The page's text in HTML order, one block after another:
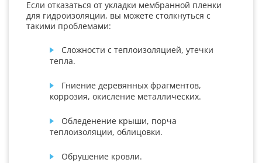
Если отказаться от укладки мембранной пленки
для гидроизоляции, вы можете столкнуться с
такими проблемами:
Сложности с теплоизоляцией, утечки
тепла.
Гниение деревянных фрагментов,
коррозия, окисление металлических.
Обледенение крыши, порча
теплоизоляции, облицовки.
Обрушение кровли.